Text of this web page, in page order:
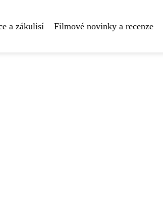
a zákulisí Filmové novinky a recenze